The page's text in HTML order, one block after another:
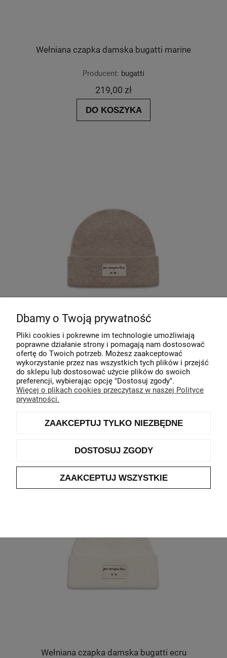
Wełniana czapka damska bugatti marine
Producent: bugatti
219,00 zł
DO KOSZYKA
Wełniana czapka damska bugatti light
brown
Producent: bugatti
219,00 zł
Wełniana czapka damska bugatti ecru
Dbamy o Twoją prywatność
Pliki cookies i pokrewne im technologie umożliwiają
poprawne działanie strony i pomagają nam dostosować
ofertę do Twoich potrzeb. Możesz zaakceptować
wykorzystanie przez nas wszystkich tych plików i przejść
do sklepu lub dostosować użycie plików do swoich
preferencji, wybierając opcję "Dostosuj zgody".
Więcej o plikach cookies przeczytasz w naszej Polityce
prywatności.
ZAAKCEPTUJ TYLKO NIEZBĘDNE
DOSTOSUJ ZGODY
ZAAKCEPTUJ WSZYSTKIE